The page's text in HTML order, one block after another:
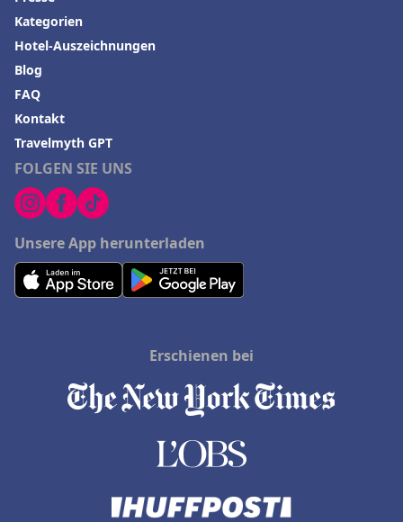
FOLGEN SIE UNS
Unsere App herunterladen
Kategorien
Hotel-Auszeichnungen
Blog
FAQ
Kontakt
Travelmyth GPT
Erschienen bei